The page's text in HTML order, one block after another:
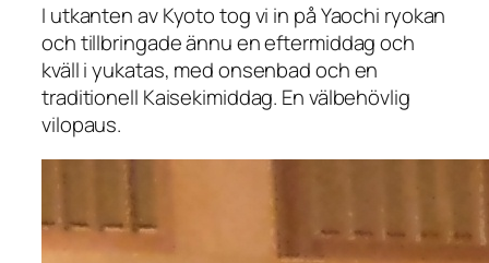
I utkanten av Kyoto tog vi in på Yaochi ryokan
och tillbringade ännu en eftermiddag och
kväll i yukatas, med onsenbad och en
traditionell Kaisekimiddag. En välbehövlig
vilopaus.